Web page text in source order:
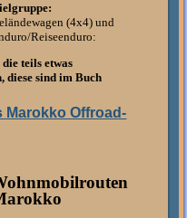
(4x4) und
Reiseenduro:
teils etwas
diese sind im Buch
Marokko Offroad-